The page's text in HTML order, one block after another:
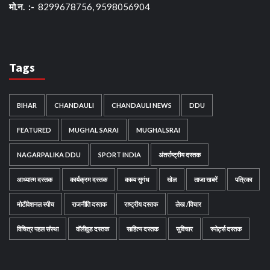
मो.न. :- 8299678756, 9598056904
Tags
BIHAR CHANDAULI CHANDAULI NEWS DDU
FEATURED MUGHAL SARAI MUGHALSRAI
NAGARPALIKA DDU SPORT INDIA अंतर्राष्ट्रीय दस्तक
आध्यात्म दस्तक कार्यक्रम दस्तक काव्य सुगंध खेल ताजा खबरें पत्रिका
मोटीवेशनल स्पीच राजनीति दस्तक राष्ट्रीय दस्तक लेख /विचार
विचित्र पहल संस्था वॉलीवुड दस्तक साहित्य दस्तक सुविचार स्पोर्ट्स दस्तक